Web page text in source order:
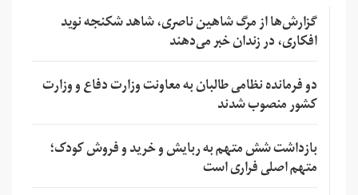
گزارش‌ها از مرگ شاهین ناصری، شاهد شکنجه نوید
افکاری، در زندان خبر می‌دهند
دو فرمانده نظامی طالبان به معاونت وزارت دفاع و وزارت
کشور منصوب شدند
بازداشت شش متهم به ربایش و خرید و فروش کودک؛
متهم اصلی فراری است